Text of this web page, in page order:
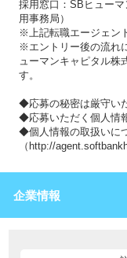
採用窓口：SBヒュー
用事務局）
※上記転職エージェン
※エントリー後の流れ
ューマンキャピタル株
す。
◆応募の秘密は厳守い
◆応募いただく個人情
◆個人情報の取扱いに
（http://
企業情報